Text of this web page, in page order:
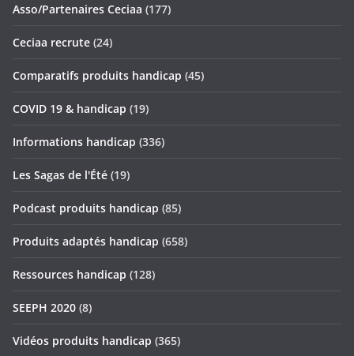
Asso/Partenaires Ceciaa (177)
Ceciaa recrute (24)
Comparatifs produits handicap (45)
COVID 19 & handicap (19)
Informations handicap (336)
Les Sagas de l'Été (19)
Podcast produits handicap (85)
Produits adaptés handicap (658)
Ressources handicap (128)
SEEPH 2020 (8)
Vidéos produits handicap (365)